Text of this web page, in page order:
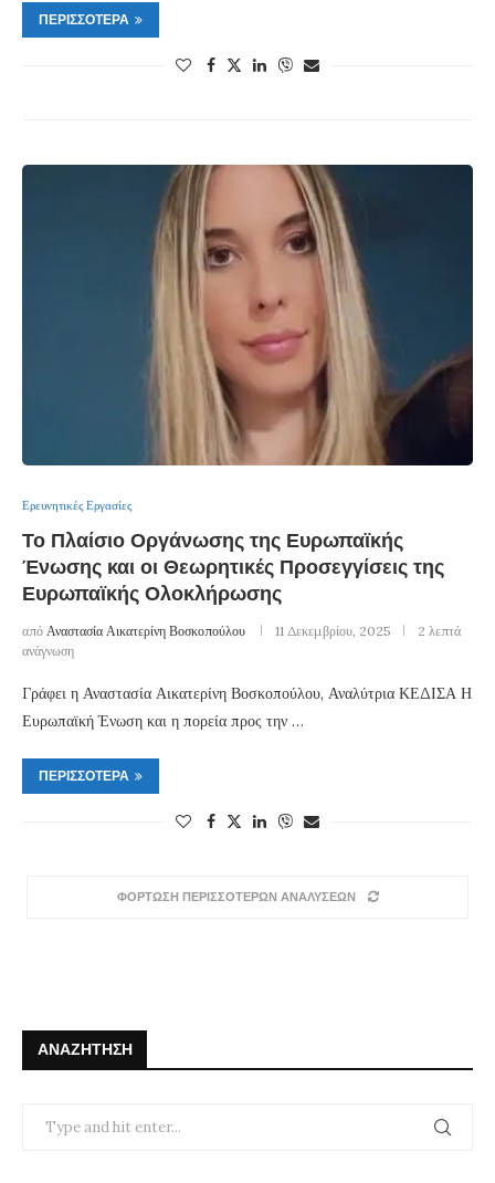
ΠΕΡΙΣΣΌΤΕΡΑ
Ερευνητικές Εργασίες
Το Πλαίσιο Οργάνωσης της Ευρωπαϊκής
Ένωσης και οι Θεωρητικές Προσεγγίσεις της
Ευρωπαϊκής Ολοκλήρωσης
από Αναστασία Αικατερίνη Βοσκοπούλου 11 Δεκεμβρίου, 2025
2 λεπτά
ανάγνωση
Γράφει η Αναστασία Αικατερίνη Βοσκοπούλου, Αναλύτρια ΚΕΔΙΣΑ Η
Ευρωπαϊκή Ένωση και η πορεία προς την …
ΠΕΡΙΣΣΌΤΕΡΑ
ΦΟΡΤΩΣΗ ΠΕΡΙΣΣΟΤΕΡΩΝ ΑΝΑΛΥΣΕΩΝ
ΑΝΑΖΉΤΗΣΗ